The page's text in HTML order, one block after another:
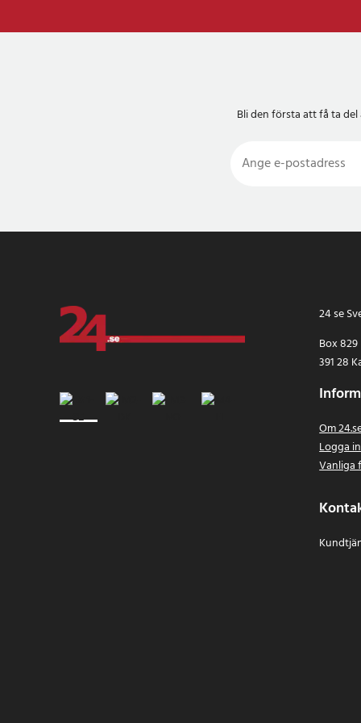
Artikelnummer:
Bli den första att få ta
24 se
Box 829
391 28
Om
Logga in
Vanliga